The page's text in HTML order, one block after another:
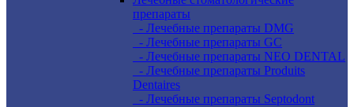
препараты
- Лечебные препараты DMG
- Лечебные препараты GC
- Лечебные препараты NEO DENTAL
- Лечебные препараты Produits
Dentaires
- Лечебные препараты Septodont